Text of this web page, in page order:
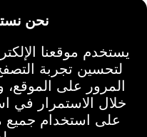
نحن
يستخدم موقعنا
لتحسين تجربة
المرور على
خلال الاستمرار في
على استخدام جميع
قرارات استثمارية. أنت وحدك
والمخاطر المرتبطة بها.
باستخدام هذا الموقع، فإنك
عن أي خسائر أو أضرار مباشرة
المعلومات المقدمة على الموقع.
يرجى توخي الحذر والحكمة عند